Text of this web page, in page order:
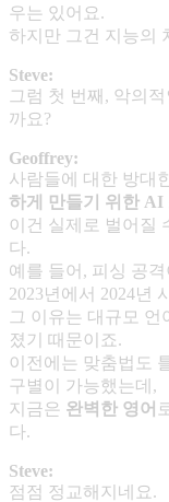
우는 있어요.
하지만 그건 지능의
Steve:
그럼 첫 번째, 악의
까요?
Geoffrey:
사람들에 대한 방대
하게 만들기 위한 AI
이건 실제로 벌어질
다.
예를 들어, 피싱 공
2023년에서 2024년
그 이유는 대규모 언
졌기 때문이죠.
이전에는 맞춤법도
구별이 가능했는데,
지금은 완벽한 영어
다.
Steve:
점점 정교해지네요.